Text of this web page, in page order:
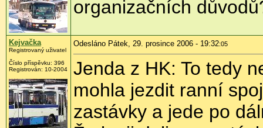
organizačních
Kejvačka
Registrovaný uživatel
Číslo příspěvku: 396
Registrován: 10-2004
Odesláno Pátek, 29. prosince 2006 - 19:32:05
Jenda z HK: To tedy
mohla jezdit ranní
zastávky a jede po